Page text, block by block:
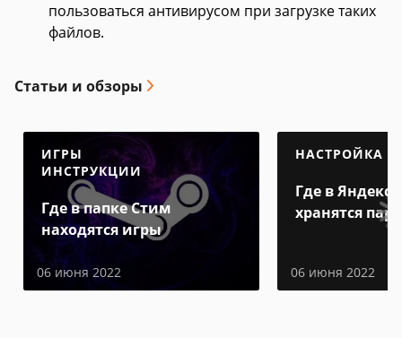
пользоваться антивирусом при загрузке таких
файлов.
Статьи и обзоры
ИГРЫ
ИНСТРУКЦИИ
Где в папке Стим
находятся игры
06 июня 2022
НАСТРОЙКА
Где в Яндекс
хранятся
06 июня 2022